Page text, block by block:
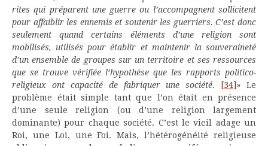
rites qui préparent une guerre ou l’accompagnent sollicitent
pour affaiblir les ennemis et soutenir les guerriers. C’est donc
seulement quand certains éléments
d’une religion sont
mobilisés, utilisés pour établir et maintenir la souveraineté
d’un ensemble de groupes sur un territoire et ses ressources
que se trouve vérifiée l’hypothèse que les rapports politico-
religieux ont capacité de fabriquer une société. [34]» Le
problème était simple tant que l’on était en présence
d’une seule religion (ou d’une religion largement
dominante) pour chaque société. C’est le vieil adage un
Roi, une Loi, une Foi. Mais, l’hétérogénéité religieuse